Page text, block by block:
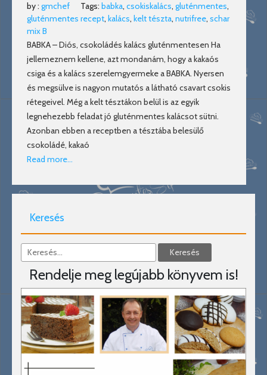
by : gmchef Tags: babka, csokiskalács, gluténmentes,
gluténmentes recept, kalács, kelt tészta, nutrifree, schar
mix B
BABKA – Diós, csokoládés kalács gluténmentesen Ha
jellemeznem kellene, azt mondanám, hogy a kakaós
csiga és a kalács szerelemgyermeke a BABKA. Nyersen
és megsülve is nagyon mutatós a látható csavart csokis
rétegeivel. Még a kelt tésztákon belül is az egyik
legnehezebb feladat jó gluténmentes kalácsot sütni.
Azonban ebben a receptben a tésztába belesülő
csokoládé, kakaó
Read more…
Keresés
Rendelje meg legújabb könyvem is!